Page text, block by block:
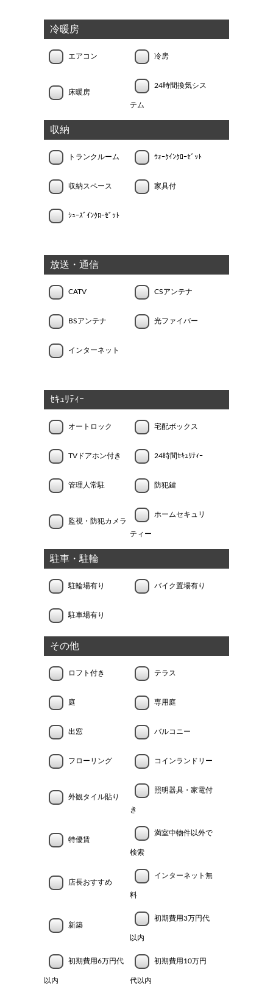
冷暖房
エアコン 冷房
床暖房
24時間換気シス
テム
収納
トランクルーム ｳｫｰｸｲﾝｸﾛｰｾﾞｯﾄ
収納スペース 家具付
ｼｭｰｽﾞｲﾝｸﾛｰｾﾞｯﾄ
放送・通信
CATV CSアンテナ
BSアンテナ 光ファイバー
インターネット
ｾｷｭﾘﾃｨｰ
オートロック 宅配ボックス
TVドアホン付き 24時間ｾｷｭﾘﾃｨｰ
管理人常駐 防犯鍵
監視・防犯カメラ
ホームセキュリ
ティー
駐車・駐輪
駐輪場有り バイク置場有り
駐車場有り
その他
ロフト付き テラス
庭 専用庭
出窓 バルコニー
フローリング コインランドリー
外観タイル貼り
照明器具・家電付
き
特優賃
満室中物件以外で
検索
店長おすすめ
インターネット無
料
新築
初期費用3万円代
以内
初期費用6万円代
以内
初期費用10万円
代以内